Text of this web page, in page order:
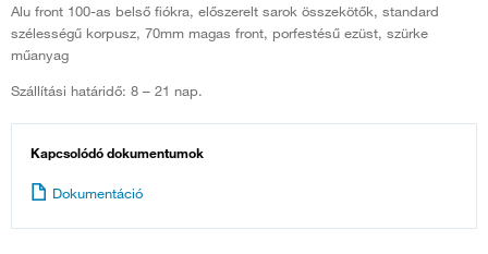
Alu front 100-as belső fiókra, előszerelt sarok összekötők, standard
szélességű korpusz, 70mm magas front, porfestésű ezüst, szürke
műanyag
Szállítási határidő: 8 – 21 nap.
Kapcsolódó dokumentumok
Dokumentáció